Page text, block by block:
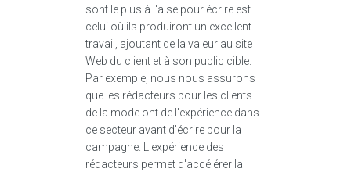
sont le plus à l'aise pour écrire est
celui où ils produiront un excellent
travail, ajoutant de la valeur au site
Web du client et à son public cible.
Par exemple, nous nous assurons
que les rédacteurs pour les clients
de la mode ont de l'expérience dans
ce secteur avant d'écrire pour la
campagne. L'expérience des
rédacteurs permet d'accélérer la